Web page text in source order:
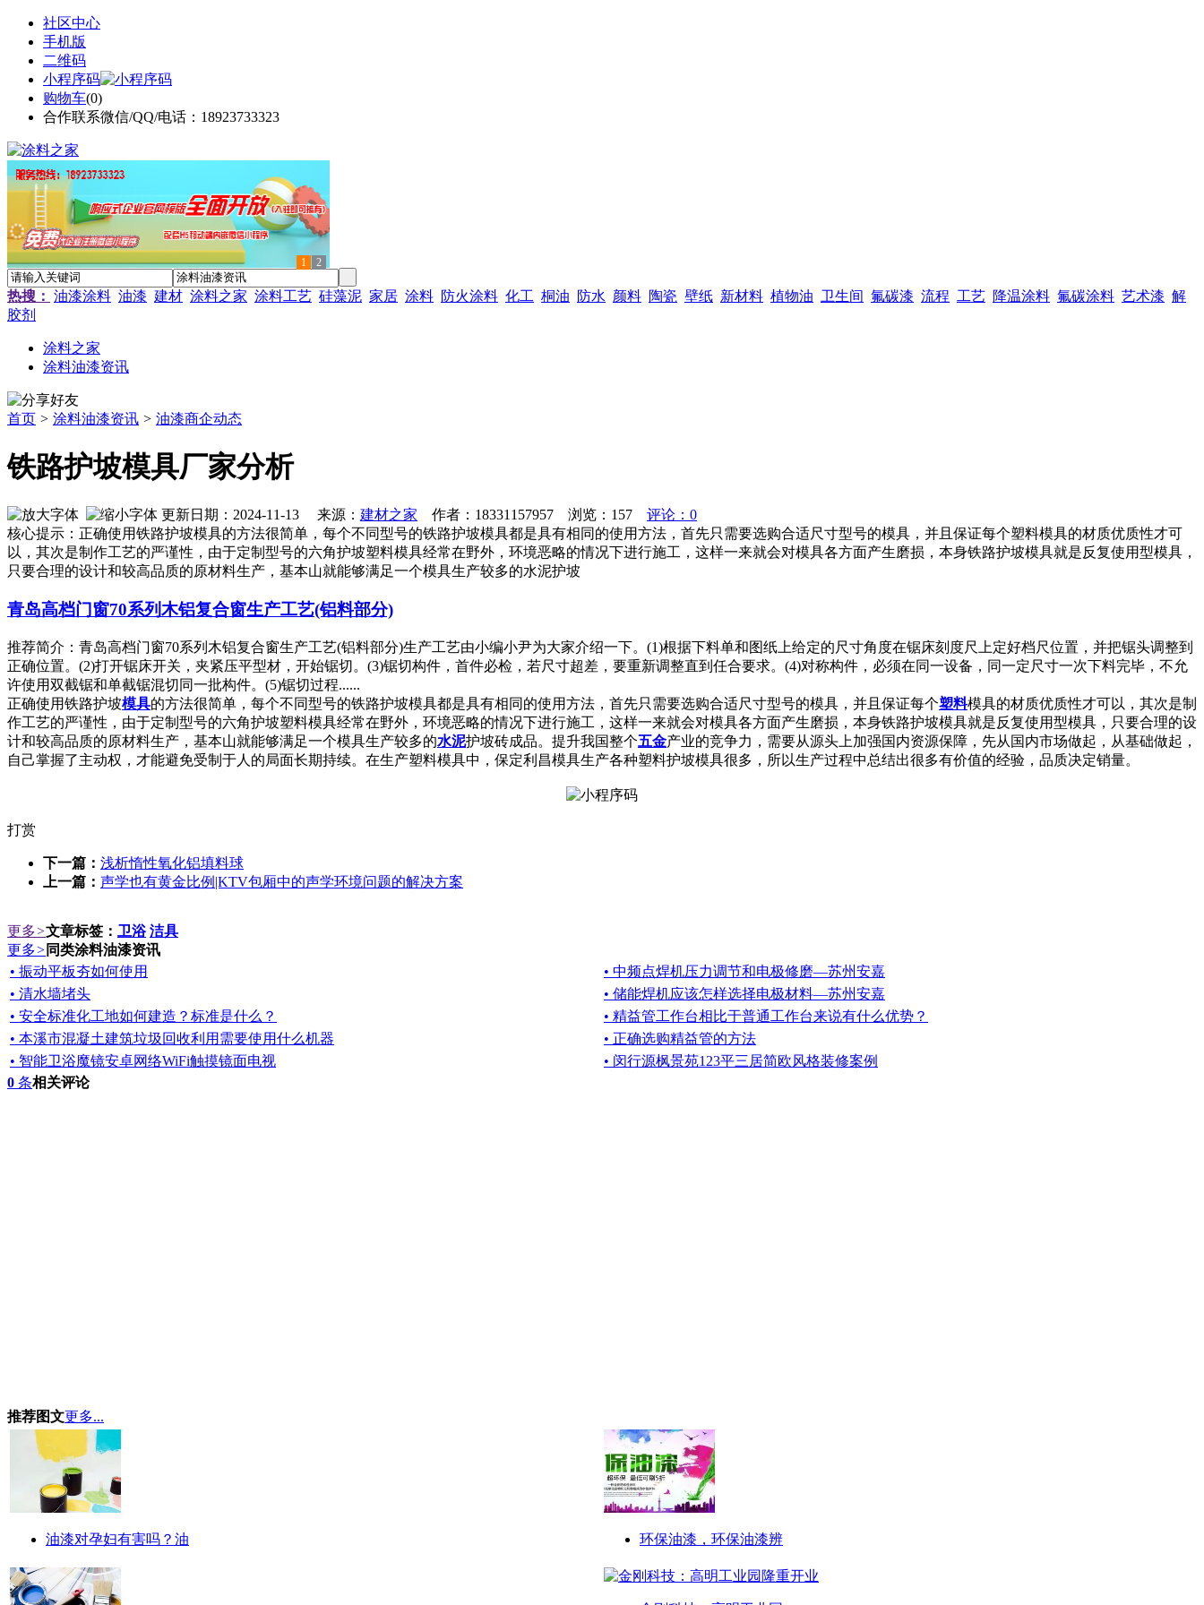
社区中心
手机版
二维码
小程序码
购物车(0)
合作联系微信/QQ/电话：18923733323
1 2
热搜： 油漆涂料 油漆 建材 涂料之家 涂料工艺 硅藻泥 家居 涂料 防火涂料 化工 桐油 防水 颜料 陶瓷 壁纸 新材料 植物油 卫生间 氟碳漆 流程 工艺 降温涂料 氟碳涂料 艺术漆 解
胶剂
涂料之家
涂料油漆资讯
首页 > 涂料油漆资讯 > 油漆商企动态
铁路护坡模具厂家分析
更新日期：2024-11-13 来源： 建材之家 作者：18331157957 浏览： 157
评论：0
核心提示：正确使用铁路护坡模具的方法很简单，每个不同型号的铁路护坡模具都是具有相同的使用方法，首先只需要选购合适尺寸型号的模具，并且保证每个塑料模具的材质优质性才可
以，其次是制作工艺的严谨性，由于定制型号的六角护坡塑料模具经常在野外，环境恶略的情况下进行施工，这样一来就会对模具各方面产生磨损，本身铁路护坡模具就是反复使用型模具，
只要合理的设计和较高品质的原材料生产，基本山就能够满足一个模具生产较多的水泥护坡
青岛高档门窗70系列木铝复合窗生产工艺(铝料部分)
推荐简介：青岛高档门窗70系列木铝复合窗生产工艺(铝料部分)生产工艺由小编小尹为大家介绍一下。(1)根据下料单和图纸上给定的尺寸角度在锯床刻度尺上定好档尺位置，并把锯头调整到
正确位置。(2)打开锯床开关，夹紧压平型材，开始锯切。(3)锯切构件，首件必检，若尺寸超差，要重新调整直到任合要求。(4)对称构件，必须在同一设备，同一定尺寸一次下料完毕，不允
许使用双截锯和单截锯混切同一批构件。(5)锯切过程......
正确使用铁路护坡模具的方法很简单，每个不同型号的铁路护坡模具都是具有相同的使用方法，首先只需要选购合适尺寸型号的模具，并且保证每个塑料模具的材质优质性才可以，其次是制
作工艺的严谨性，由于定制型号的六角护坡塑料模具经常在野外，环境恶略的情况下进行施工，这样一来就会对模具各方面产生磨损，本身铁路护坡模具就是反复使用型模具，只要合理的设
计和较高品质的原材料生产，基本山就能够满足一个模具生产较多的水泥护坡砖成品。提升我国整个五金产业的竞争力，需要从源头上加强国内资源保障，先从国内市场做起，从基础做起，
自己掌握了主动权，才能避免受制于人的局面长期持续。在生产塑料模具中，保定利昌模具生产各种塑料护坡模具很多，所以生产过程中总结出很多有价值的经验，品质决定销量。
打赏
下一篇： 浅析惰性氧化铝填料球
上一篇： 声学也有黄金比例|KTV包厢中的声学环境问题的解决方案
更多>文章标签： 卫浴 洁具
更多> 同类涂料油漆资讯
• 振动平板夯如何使用
• 中频点焊机压力调节和电极修磨—苏州安嘉
• 清水墙堵头
• 储能焊机应该怎样选择电极材料—苏州安嘉
• 安全标准化工地如何建造？标准是什么？
• 精益管工作台相比于普通工作台来说有什么优势？
• 本溪市混凝土建筑垃圾回收利用需要使用什么机器
• 正确选购精益管的方法
• 智能卫浴魔镜安卓网络WiFi触摸镜面电视
• 闵行源枫景苑123平三居简欧风格装修案例
0 条相关评论
推荐图文更多...
油漆对孕妇有害吗？油 环保油漆，环保油漆辨